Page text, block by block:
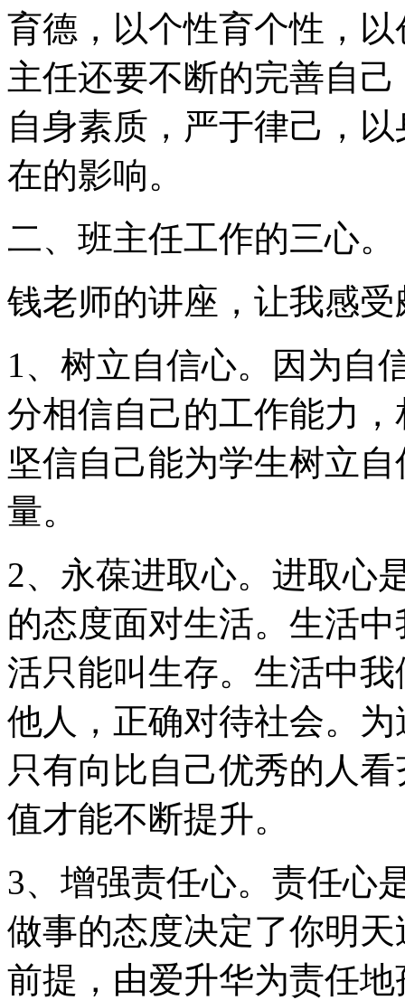
育德，以个性育个性，
主任还要不断的完善自
自身素质，严于律己，
在的影响。
二、班主任工作的三心。
钱老师的讲座，让我感
1、树立自信心。因为自
分相信自己的工作能力
坚信自己能为学生树立
量。
2、永葆进取心。进取心
的态度面对生活。生活
活只能叫生存。生活中
他人，正确对待社会。
只有向比自己优秀的人
值才能不断提升。
3、增强责任心。责任心
做事的态度决定了你明
前提，由爱升华为责任